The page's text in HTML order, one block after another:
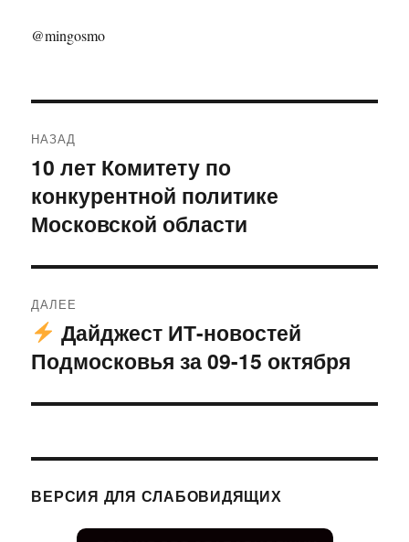
@mingosmo
по
записям
НАЗАД
Предыдущая
запись:
10 лет Комитету по
конкурентной политике
Московской области
ДАЛЕЕ
Следующая
запись:
Дайджест ИТ-новостей
Подмосковья за 09-15 октября
ВЕРСИЯ ДЛЯ СЛАБОВИДЯЩИХ